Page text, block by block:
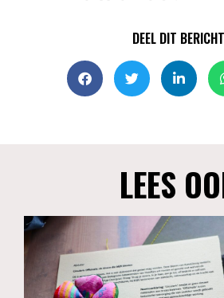
DEEL DIT BERICHT
LEES